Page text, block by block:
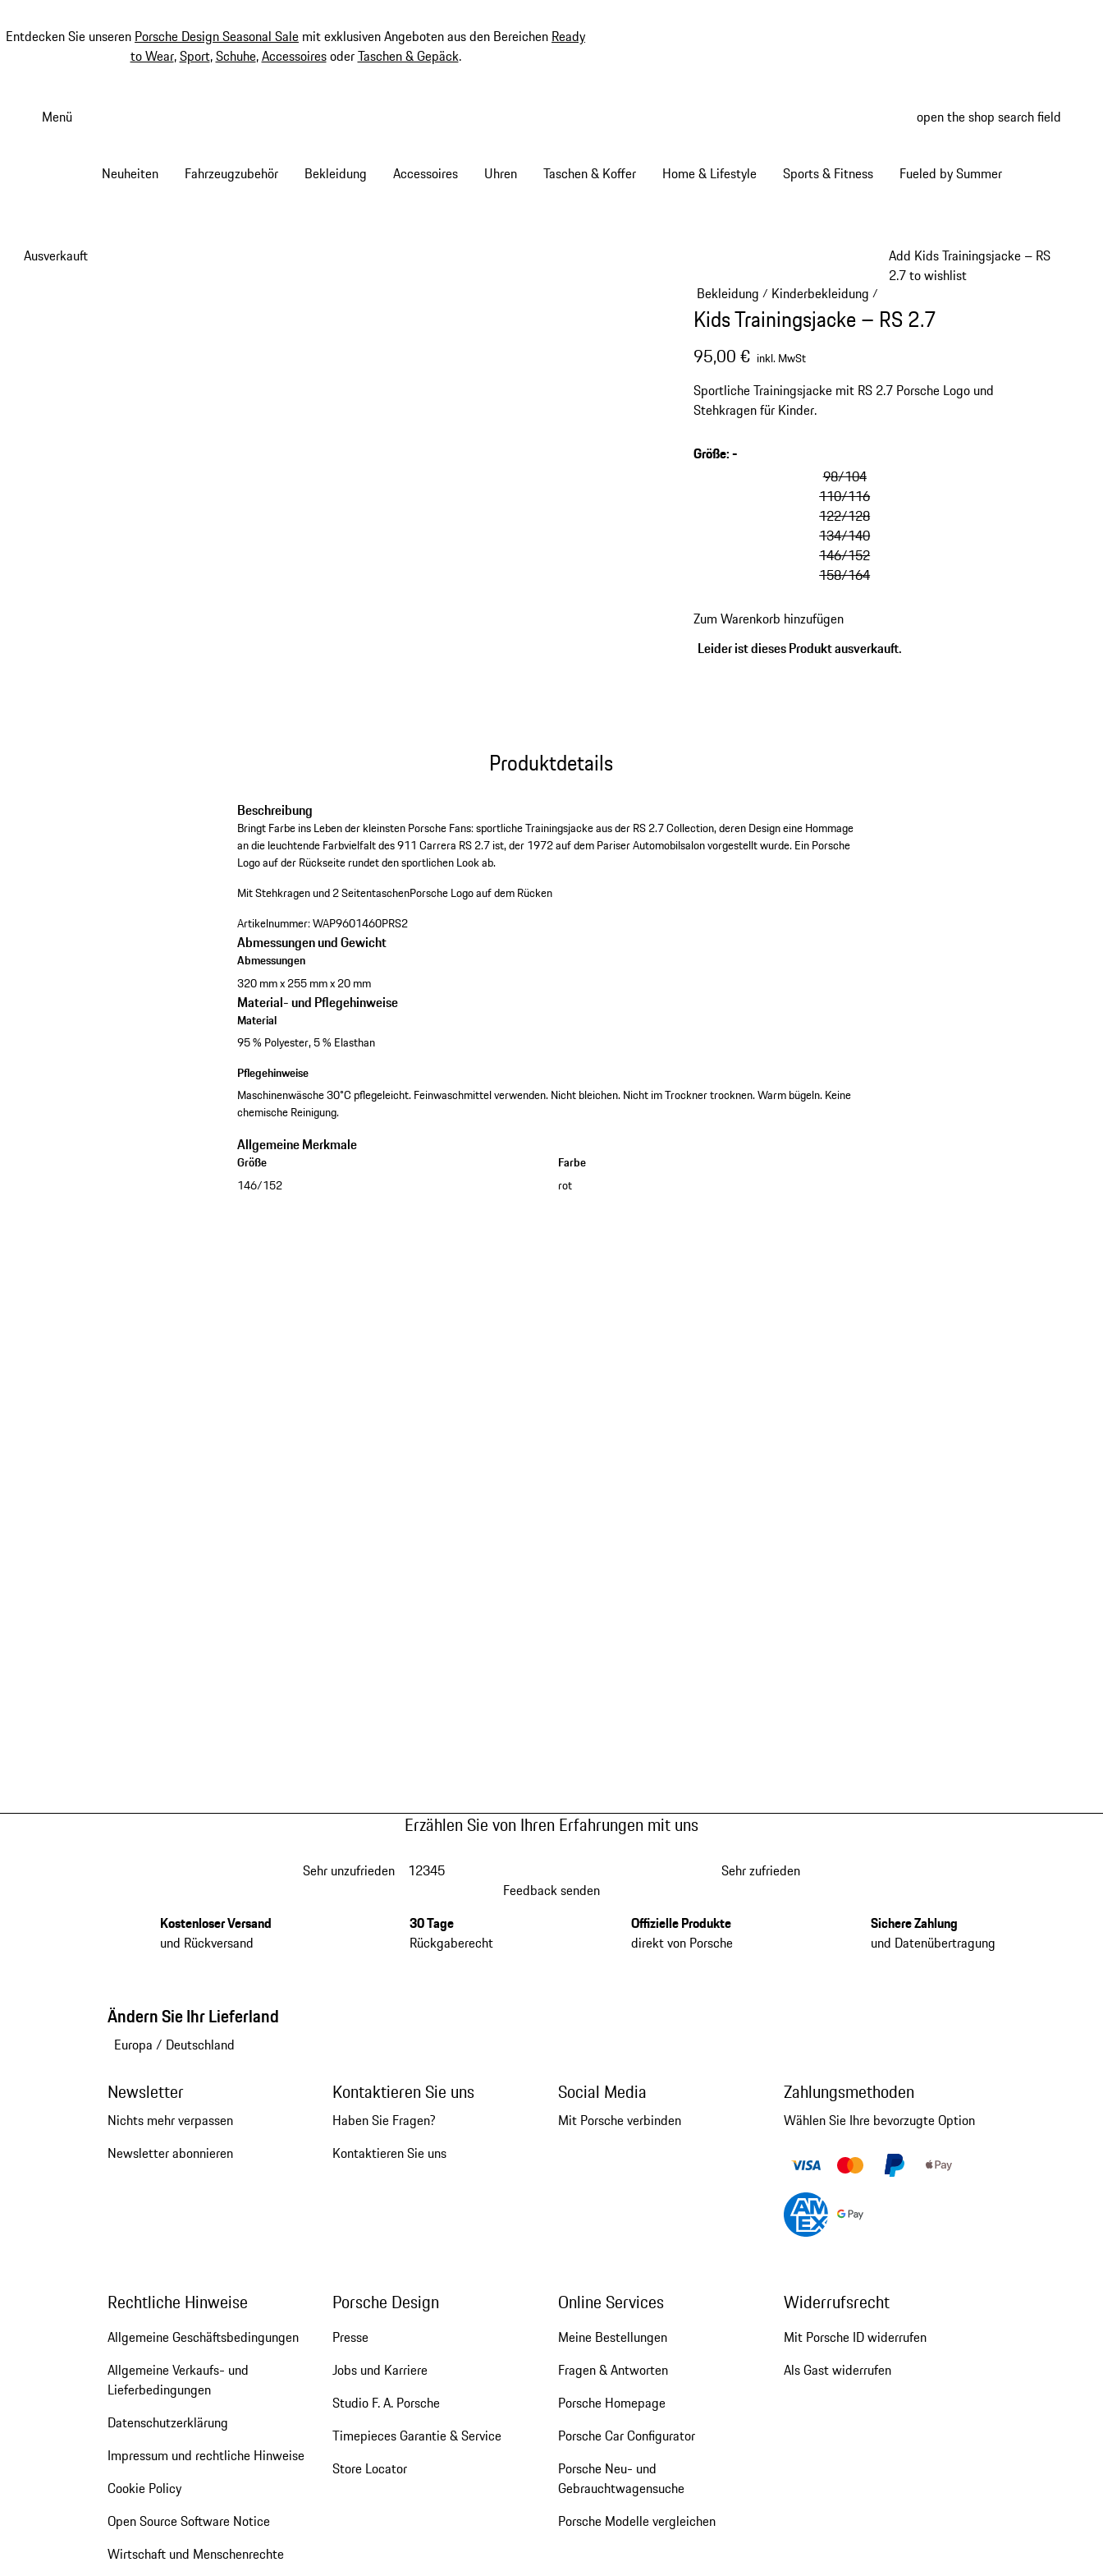
Entdecken Sie unseren Porsche Design Seasonal Sale mit exklusiven Angeboten aus den Bereichen Ready
to Wear,Sport,Schuhe,AccessoiresoderTaschen & Gepäck.
Hauptinhalt
Menü open the shop search field
Neuheiten Fahrzeugzubehör Bekleidung Accessoires Uhren Taschen & Koffer Home & Lifestyle Sports & Fitness Fueled by Summer
Add Kids Trainingsjacke – RS
2.7 to wishlist
Ausverkauft
Bekleidung / Kinderbekleidung /
Kids Trainingsjacke – RS 2.7
95,00 € inkl. MwSt
Sportliche Trainingsjacke mit RS 2.7 Porsche Logo und
Stehkragen für Kinder.
Größe:-
98/104
110/116
122/128
134/140
146/152
158/164
Zum Warenkorb hinzufügen
Leider ist dieses Produkt ausverkauft.
Produktdetails
Beschreibung
Bringt Farbe ins Leben der kleinsten Porsche Fans: sportliche Trainingsjacke aus der RS 2.7 Collection, deren Design eine Hommage
an die leuchtende Farbvielfalt des 911 Carrera RS 2.7 ist, der 1972 auf dem Pariser Automobilsalon vorgestellt wurde. Ein Porsche
Logo auf der Rückseite rundet den sportlichen Look ab.
Mit Stehkragen und 2 SeitentaschenPorsche Logo auf dem Rücken
Artikelnummer:WAP9601460PRS2
Abmessungen und Gewicht
Abmessungen
320 mm x 255 mm x 20 mm
Material- und Pflegehinweise
Material
95 % Polyester, 5 % Elasthan
Pflegehinweise
Maschinenwäsche 30°C pflegeleicht. Feinwaschmittel verwenden. Nicht bleichen. Nicht im Trockner trocknen. Warm bügeln. Keine
chemische Reinigung.
Allgemeine Merkmale
Größe
146/152
Farbe
rot
Erzählen Sie von Ihren Erfahrungen mit uns
Sehr unzufrieden 12345
Sehr zufrieden
Feedback senden
Kostenloser Versand
und Rückversand
30 Tage
Rückgaberecht
Offizielle Produkte
direkt von Porsche
Sichere Zahlung
und Datenübertragung
Ändern Sie Ihr Lieferland
Europa / Deutschland
Newsletter
Nichts mehr verpassen
Newsletter abonnieren
Kontaktieren Sie uns
Haben Sie Fragen?
Kontaktieren Sie uns
Social Media
Mit Porsche verbinden
Zahlungsmethoden
Wählen Sie Ihre bevorzugte Option
Rechtliche Hinweise
Allgemeine Geschäftsbedingungen
Allgemeine Verkaufs- und
Lieferbedingungen
Datenschutzerklärung
Impressum und rechtliche Hinweise
Cookie Policy
Open Source Software Notice
Wirtschaft und Menschenrechte
Porsche Design
Presse
Jobs und Karriere
Studio F. A. Porsche
Timepieces Garantie & Service
Store Locator
Online Services
Meine Bestellungen
Fragen & Antworten
Porsche Homepage
Porsche Car Configurator
Porsche Neu- und
Gebrauchtwagensuche
Porsche Modelle vergleichen
Widerrufsrecht
Mit Porsche ID widerrufen
Als Gast widerrufen